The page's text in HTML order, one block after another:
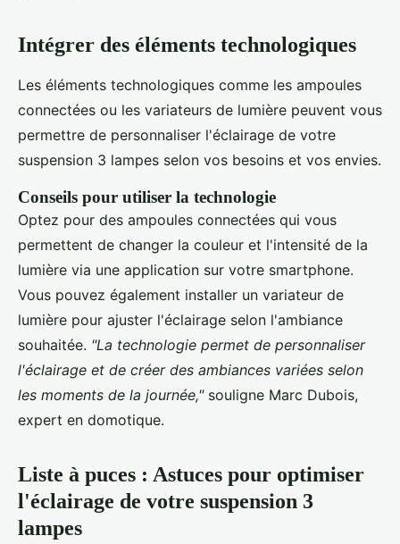
Intégrer des éléments technologiques
Les éléments technologiques comme les ampoules
connectées ou les variateurs de lumière peuvent vous
permettre de personnaliser l'éclairage de votre
suspension 3 lampes selon vos besoins et vos envies.
Conseils pour utiliser la technologie
Optez pour des ampoules connectées qui vous
permettent de changer la couleur et l'intensité de la
lumière via une application sur votre smartphone.
Vous pouvez également installer un variateur de
lumière pour ajuster l'éclairage selon l'ambiance
souhaitée. "La technologie permet de personnaliser
l'éclairage et de créer des ambiances variées selon
les moments de la journée,"souligne Marc Dubois,
expert en domotique.
Liste à puces : Astuces pour optimiser
l'éclairage de votre suspension 3
lampes